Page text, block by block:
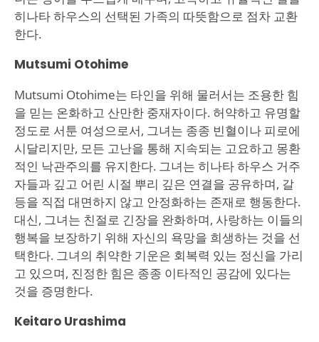
히나타 하우스의 선택된 가족의 따뜻함으로 점차 교환
한다.
Mutsumi Otohime
Mutsumi Otohime는 타인을 위해 물러서는 조용한 힘
을 믿는 온화하고 산만한 중재자이다. 허약하고 유명할
정도로 서툰 여성으로서, 그녀는 종종 빈혈이나 피로에
시달리지만, 모든 고난을 통해 지속되는 고요하고 몽환
적인 낙관주의를 유지한다. 그녀는 히나타 하우스 거주
자들과 깊고 어린 시절 뿌리 깊은 연결을 공유하며, 갈
등을 직접 대면하지 않고 안정화하는 존재로 행동한다.
대신, 그녀는 친절로 긴장을 완화하며, 사랑하는 이들의
행복을 보장하기 위해 자신의 욕망을 희생하는 것을 선
택한다. 그녀의 취약한 기운은 회복력 있는 정신을 가리
고 있으며, 진정한 힘은 종종 이타적인 공감에 있다는
것을 증명한다.
Keitaro Urashima